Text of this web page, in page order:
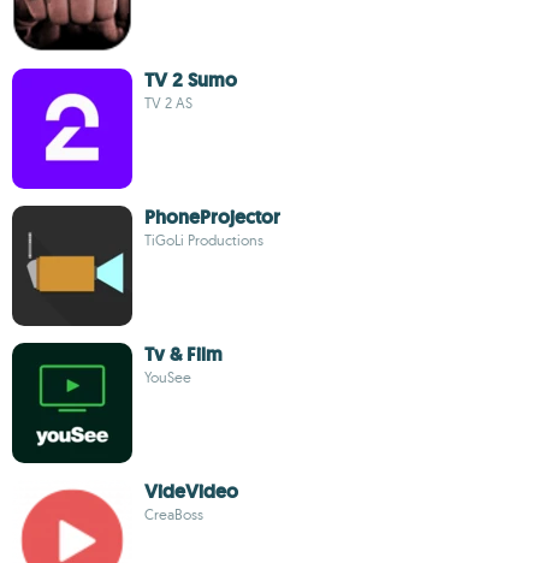
TV 2 Sumo
TV 2 AS
PhoneProjector
TiGoLi Productions
Tv & Film
YouSee
VideVideo
CreaBoss